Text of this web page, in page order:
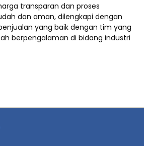
transparan dan proses
dan aman, dilengkapi dengan
yang baik dengan tim yang
berpengalaman di bidang industri